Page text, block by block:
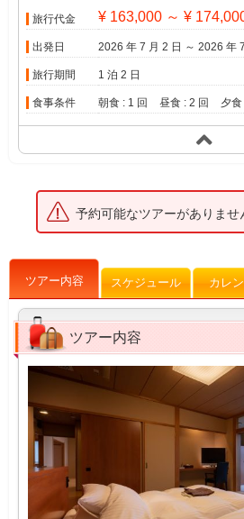
旅行代金 ¥ 163,000 ～ ¥
出発日 2026 年 7 月 2 日 ～ 2026 年
旅行期間 1 泊 2 日
食事条件 朝食 : 1 回 昼食 : 2 回 夕食
予約可能なツアーがありませ
ツアー内容 スケジュール カレ
ツアー内容